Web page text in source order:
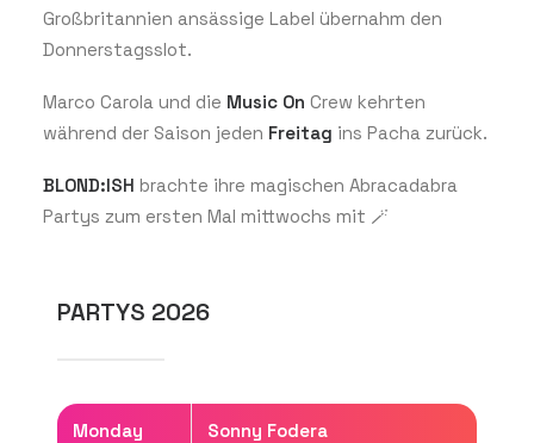
Großbritannien ansässige Label übernahm den
Donnerstagsslot.
Marco Carola und die Music On Crew kehrten
während der Saison jeden Freitag ins Pacha zurück.
BLOND:ISH brachte ihre magischen Abracadabra
Partys zum ersten Mal mittwochs mit 🪄
PARTYS 2026
Monday Sonny Fodera